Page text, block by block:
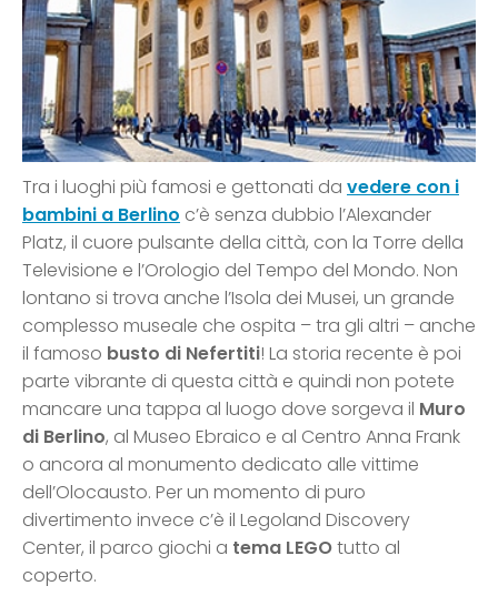
Tra i luoghi più famosi e gettonati da vedere con i
bambini a Berlino c’è senza dubbio l’Alexander
Platz, il cuore pulsante della città, con la Torre della
Televisione e l’Orologio del Tempo del Mondo. Non
lontano si trova anche l’Isola dei Musei, un grande
complesso museale che ospita – tra gli altri – anche
il famoso busto di Nefertiti! La storia recente è poi
parte vibrante di questa città e quindi non potete
mancare una tappa al luogo dove sorgeva il Muro
di Berlino, al Museo Ebraico e al Centro Anna Frank
o ancora al monumento dedicato alle vittime
dell’Olocausto. Per un momento di puro
divertimento invece c’è il Legoland Discovery
Center, il parco giochi a tema LEGOtutto al
coperto.